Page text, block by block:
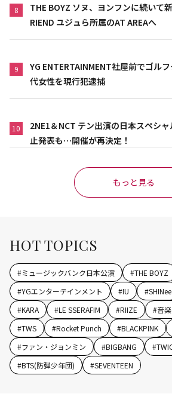
8
THE BOYZ ソヌ、ヨンフンに続いて
RIEND ユジュら所属のAT AREAへ
9
YG ENTERTAINMENT社屋前でゴル
代女性を現行犯逮捕
10
2NE1＆NCT テン出演の日本スペシ
止発表も…開催が再決定！
もっと見る
HOT TOPICS
#ミュージックバンク日本公演 #THE BOYZ
#YGエンターテインメント #IU #SHINee
#KARA #LE SSERAFIM #RIIZE #音
#TWS #Rocket Punch #BLACKPINK
#ファン・ジョンミン #BIGBANG #
#BTS(防弾少年団) #SEVENTEEN